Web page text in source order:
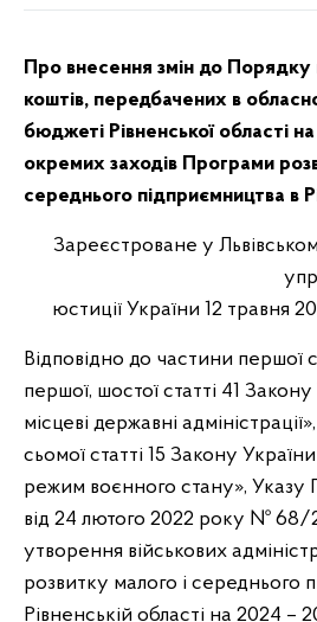
Про внесення змін до Порядку
коштів, передбачених в
бюджеті Рівненської області
окремих заходів Програми
середнього підприємництва в
Зареєстроване у
юстиції України 12 травня
Відповідно до частини першої
першої, шостої статті 41
місцеві державні
сьомої статті 15 Закону
режим воєнного стану», Указу
від 24 лютого 2022 року № 68/
утворення військових
розвитку малого і середнього
Рівненській області на 2024 –